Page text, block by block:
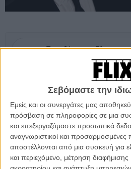
Σεβόμαστε την
Εμείς και οι συνεργάτες μας
πρόσβαση σε πληροφορίες σε μια
και επεξεργαζόμαστε προσωπικά
αναγνωριστικοί και
αποστέλλονται από μια συσκευή για
και περιεχόμενο, μέτρηση
Προσθέστε το Flix στις
Μια απο τις σημαντικότερες ταινίες
δεκαετίας του '80, που πλέον έχει
επιστρέψει στη μεγάλη οθόνη.
Σύμφωνα με πληροφορίες του
αναλαμβάνει να γράψει και να
θρυλικού «Escape From New York»,
Snake Plissken ως έναν από τους πιο